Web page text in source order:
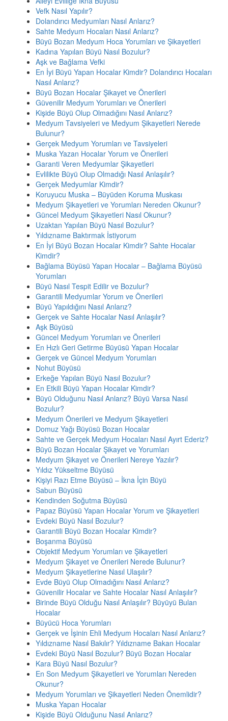
Vefk Nasıl Yapılır?
Dolandırıcı Medyumları Nasıl Anlarız?
Sahte Medyum Hocaları Nasıl Anlarız?
Büyü Bozan Medyum Hoca Yorumları ve Şikayetleri
Kadına Yapılan Büyü Nasıl Bozulur?
Aşk ve Bağlama Vefki
En İyi Büyü Yapan Hocalar Kimdir? Dolandırıcı Hocaları
Nasıl Anlarız?
Büyü Bozan Hocalar Şikayet ve Önerileri
Güvenilir Medyum Yorumları ve Önerileri
Kişide Büyü Olup Olmadığını Nasıl Anlarız?
Medyum Tavsiyeleri ve Medyum Şikayetleri Nerede
Bulunur?
Gerçek Medyum Yorumları ve Tavsiyeleri
Muska Yazan Hocalar Yorum ve Önerileri
Garanti Veren Medyumlar Şikayetleri
Evlilikte Büyü Olup Olmadığı Nasıl Anlaşılır?
Gerçek Medyumlar Kimdir?
Koruyucu Muska – Büyüden Koruma Muskası
Medyum Şikayetleri ve Yorumları Nereden Okunur?
Güncel Medyum Şikayetleri Nasıl Okunur?
Uzaktan Yapılan Büyü Nasıl Bozulur?
Yıldızname Baktırmak İstiyorum
En İyi Büyü Bozan Hocalar Kimdir? Sahte Hocalar
Kimdir?
Bağlama Büyüsü Yapan Hocalar – Bağlama Büyüsü
Yorumları
Büyü Nasıl Tespit Edilir ve Bozulur?
Garantili Medyumlar Yorum ve Önerileri
Büyü Yapıldığını Nasıl Anlarız?
Gerçek ve Sahte Hocalar Nasıl Anlaşılır?
Aşk Büyüsü
Güncel Medyum Yorumları ve Önerileri
En Hızlı Geri Getirme Büyüsü Yapan Hocalar
Gerçek ve Güncel Medyum Yorumları
Nohut Büyüsü
Erkeğe Yapılan Büyü Nasıl Bozulur?
En Etkili Büyü Yapan Hocalar Kimdir?
Büyü Olduğunu Nasıl Anlarız? Büyü Varsa Nasıl
Bozulur?
Medyum Önerileri ve Medyum Şikayetleri
Domuz Yağı Büyüsü Bozan Hocalar
Sahte ve Gerçek Medyum Hocaları Nasıl Ayırt Ederiz?
Büyü Bozan Hocalar Şikayet ve Yorumları
Medyum Şikayet ve Önerileri Nereye Yazılır?
Yıldız Yükseltme Büyüsü
Kişiyi Razı Etme Büyüsü – İkna İçin Büyü
Sabun Büyüsü
Kendinden Soğutma Büyüsü
Papaz Büyüsü Yapan Hocalar Yorum ve Şikayetleri
Evdeki Büyü Nasıl Bozulur?
Garantili Büyü Bozan Hocalar Kimdir?
Boşanma Büyüsü
Objektif Medyum Yorumları ve Şikayetleri
Medyum Şikayet ve Önerileri Nerede Bulunur?
Medyum Şikayetlerine Nasıl Ulaşılır?
Evde Büyü Olup Olmadığını Nasıl Anlarız?
Güvenilir Hocalar ve Sahte Hocalar Nasıl Anlaşılır?
Birinde Büyü Olduğu Nasıl Anlaşılır? Büyüyü Bulan
Hocalar
Büyücü Hoca Yorumları
Gerçek ve İşinin Ehli Medyum Hocaları Nasıl Anlarız?
Yıldızname Nasıl Bakılır? Yıldızname Bakan Hocalar
Evdeki Büyü Nasıl Bozulur? Büyü Bozan Hocalar
Kara Büyü Nasıl Bozulur?
En Son Medyum Şikayetleri ve Yorumları Nereden
Okunur?
Medyum Yorumları ve Şikayetleri Neden Önemlidir?
Muska Yapan Hocalar
Kişide Büyü Olduğunu Nasıl Anlarız?